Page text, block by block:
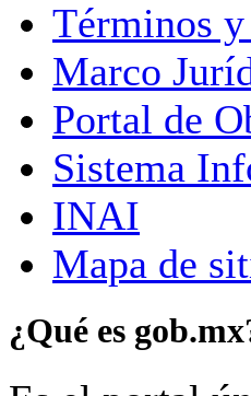
Términos
Marco
Portal de
Sistema
INAI
Mapa de
¿Qué es